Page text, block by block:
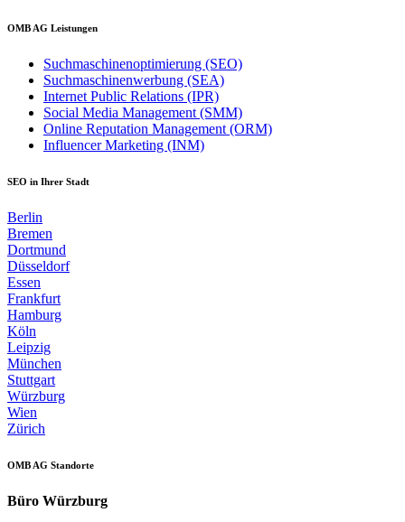
OMB AG Leistungen
Suchmaschinenoptimierung (SEO)
Suchmaschinenwerbung (SEA)
Internet Public Relations (IPR)
Social Media Management (SMM)
Online Reputation Management (ORM)
Influencer Marketing (INM)
SEO in Ihrer Stadt
Berlin
Bremen
Dortmund
Düsseldorf
Essen
Frankfurt
Hamburg
Köln
Leipzig
München
Stuttgart
Würzburg
Wien
Zürich
OMB AG Standorte
Büro Würzburg